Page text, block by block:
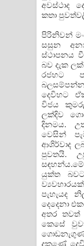
අවස්ථාද
කතා
පිරිනිවන්
සසුන
ස්ථාපනය
බව දැක
රජහට
දෙවිහට
විජය
ලක්දිව
දිනමය.
වෙසින්
ආශිර්වාද
පුවතයි.
යුක්ත
පැහැයද
දෙදෙනා
අතර තවත්
කෙසේ
දකුණේ